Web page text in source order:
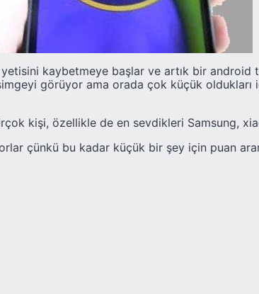
kaybetmeye başlar ve artık bir android
görüyor ama orada çok küçük oldukları
kişi, özellikle de en sevdikleri Samsung,
çünkü bu kadar küçük bir şey için puan